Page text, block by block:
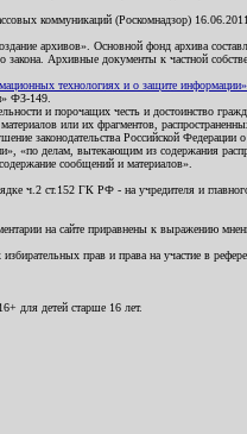
коммуникаций (Роскомнадзор)
архивов». Основной фонд архива
Архивные документы к частной
технологиях и о защите
ФЗ-149.
и порочащих честь и достоинство
или их фрагментов,
законодательства Российской Федерации
делам, вытекающим из содержания
сообщений и материалов».
ст.152 ГК РФ - на учредителя и
на сайте приравнены к выражению
прав и права на участие в
для детей старше 16 лет.